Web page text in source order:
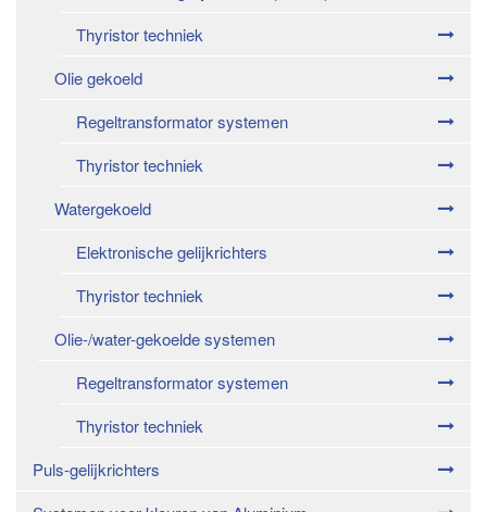
Thyristor techniek
Olie gekoeld
Regeltransformator systemen
Thyristor techniek
Watergekoeld
Elektronische gelijkrichters
Thyristor techniek
Olie-/water-gekoelde systemen
Regeltransformator systemen
Thyristor techniek
Puls-gelijkrichters